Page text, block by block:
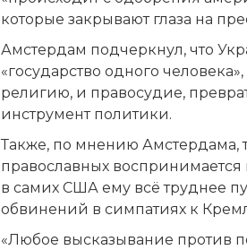
которые закрывают глаза на
Амстердам подчеркнул, что
«государство одного
религию, и правосудие,
инструмент политики.
Также, по мнению Амстердама,
православных воспринимается
в самих США ему всё труднее
обвинений в симпатиях к
«Любое высказывание против